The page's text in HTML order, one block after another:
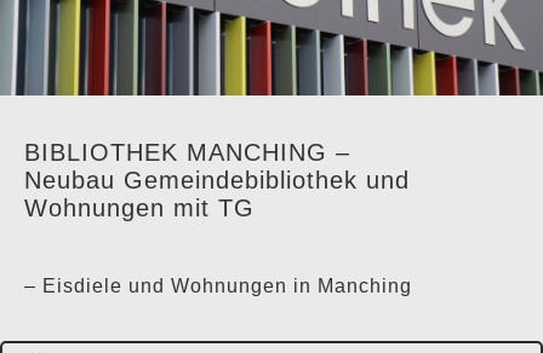
us
BIBLIOTHEK MANCHING –
Neubau Gemeindebibliothek und
Wohnungen mit TG
– Eisdiele und Wohnungen in Manching